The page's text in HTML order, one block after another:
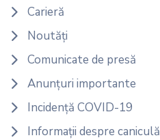
Carieră
Noutăți
Comunicate de presă
Anunțuri importante
Incidență COVID-19
Informații despre caniculă